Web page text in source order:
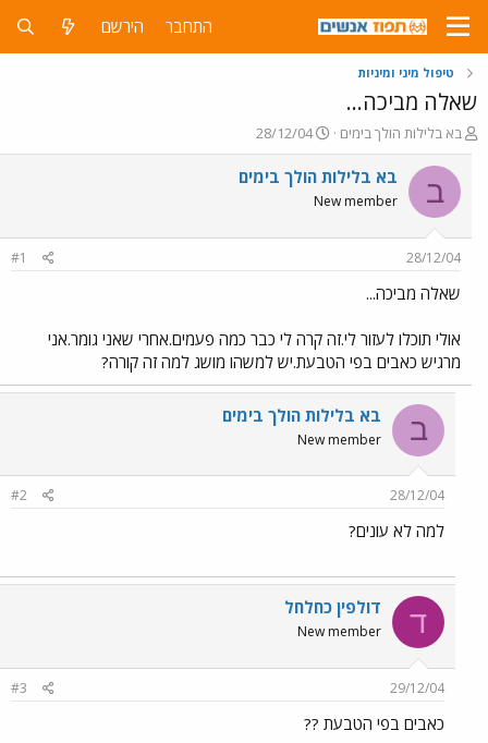
התחבר הירשם
טיפול מיני ומיניות
שאלה מביכה...
פ
ו
ת
ח
ה
ש
א
בא בלילות הולך בימים
פ
ו
ר
28/12/04
ב בא בלילות הולך בימים
New member
28/12/04
#1
שאלה מביכה...
אולי תוכלו לעזור לי.זה קרה לי כבר כמה פעמים.אחרי שאני גומר.אני
מרגיש כאבים בפי הטבעת.יש למשהו מושג למה זה קורה?
ב בא בלילות הולך בימים
New member
28/12/04
#2
למה לא עונים?
ד דולפין כחלחל
New member
29/12/04
#3
כאבים בפי הטבעת ??